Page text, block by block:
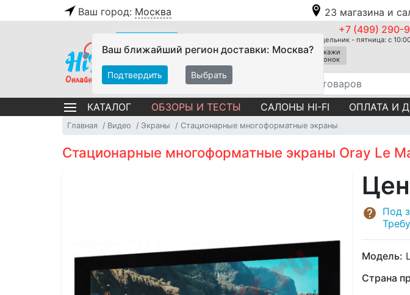
Ваш город: Москва 23 магазина и
Ваш ближайший регион доставки: Москва?
Подтвердить Выбрать
+7 (499) 290-
Понедельник - пятница: с
Закажи
звонок
КАТАЛОГ ОБЗОРЫ И ТЕСТЫ САЛОНЫ HI-FI ОПЛАТА И
Главная Видео Экраны Стационарные многоформатные экраны
Стационарные многоформатные экраны Oray Le
Под
Модель:
Страна